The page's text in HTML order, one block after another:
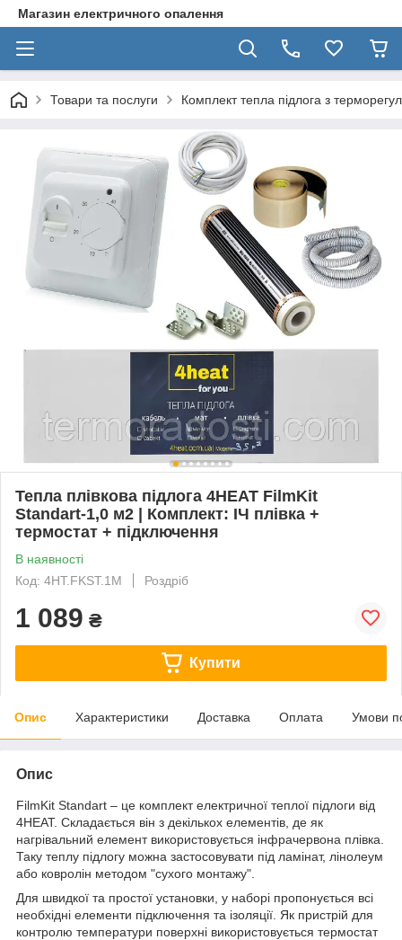
Магазин електричного опалення
Товари та послуги Комплект тепла підлога з
Тепла плівкова підлога 4HEAT FilmKit
Standart-1,0 м2 | Комплект: ІЧ плівка +
термостат + підключення
В наявності
Код: 4HT.FKST.1M
Роздріб
1 089 ₴
Купити
Опис Характеристики Доставка Оплата Умови
Опис
FilmKit Standart – це комплект електричної теплої підлоги від
4HEAT. Складається він з декількох елементів, де як
нагрівальний елемент використовується інфрачервона плівка.
Таку теплу підлогу можна застосовувати під ламінат, лінолеум
або ковролін методом "сухого монтажу".
Для швидкої та простої установки, у наборі пропонується всі
необхідні елементи підключення та ізоляції. Як пристрій для
контролю температури поверхні використовується термостат